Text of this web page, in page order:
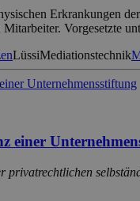
Erkrankungen
Vorgesetzte
LüssiMediationstechnik
einer